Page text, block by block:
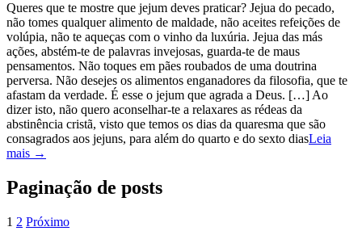
Queres que te mostre que jejum deves praticar? Jejua do pecado,
não tomes qualquer alimento de maldade, não aceites refeições de
volúpia, não te aqueças com o vinho da luxúria. Jejua das más
ações, abstém-te de palavras invejosas, guarda-te de maus
pensamentos. Não toques em pães roubados de uma doutrina
perversa. Não desejes os alimentos enganadores da filosofia, que te
afastam da verdade. É esse o jejum que agrada a Deus. […] Ao
dizer isto, não quero aconselhar-te a relaxares as rédeas da
abstinência cristã, visto que temos os dias da quaresma que são
consagrados aos jejuns, para além do quarto e do sexto diasLeia
mais →
Paginação de posts
1 2 Próximo